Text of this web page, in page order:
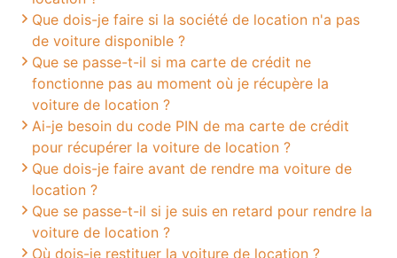
Que dois-je faire si la société de location n'a pas
de voiture disponible ?
Que se passe-t-il si ma carte de crédit ne
fonctionne pas au moment où je récupère la
voiture de location ?
Ai-je besoin du code PIN de ma carte de crédit
pour récupérer la voiture de location ?
Que dois-je faire avant de rendre ma voiture de
location ?
Que se passe-t-il si je suis en retard pour rendre la
voiture de location ?
Où dois-je restituer la voiture de location ?